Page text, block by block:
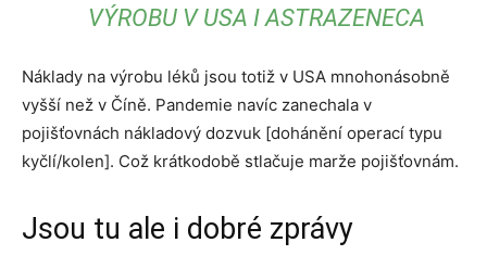
VÝROBU V USA I ASTRAZENECA
Náklady na výrobu léků jsou totiž v USA mnohonásobně
vyšší než v Číně. Pandemie navíc zanechala v
pojišťovnách nákladový dozvuk [dohánění operací typu
kyčlí/kolen]. Což krátkodobě stlačuje marže pojišťovnám.
Jsou tu ale i dobré zprávy